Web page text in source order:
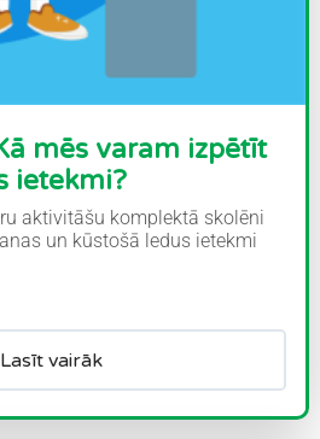
mēs varam izpētīt
ietekmi?
aktivitāšu komplektā skolēni
un kūstošā ledus ietekmi
Lasīt vairāk